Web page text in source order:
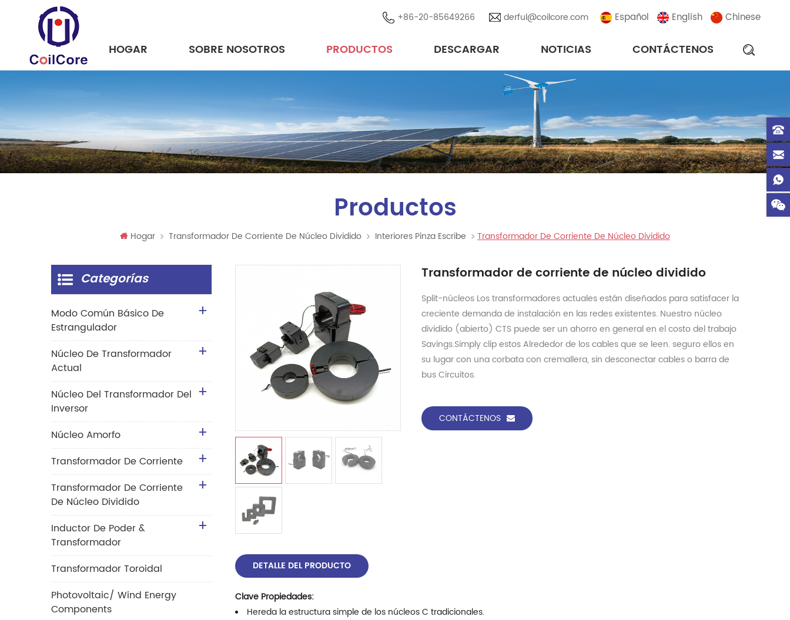
Español English Chinese
+86-20-85649266 derful@coilcore.com
HOGAR SOBRE NOSOTROS PRODUCTOS DESCARGAR NOTICIAS CONTÁCTENOS
Productos
Hogar Transformador De Corriente De Núcleo Dividido Interiores Pinza Escribe Transformador De Corriente De Núcleo Dividido
Transformador de corriente de núcleo dividido
Split-núcleos Los transformadores actuales están diseñados para satisfacer la
creciente demanda de instalación en las redes existentes. Nuestro núcleo
dividido (abierto) CTS puede ser un ahorro en general en el costo del trabajo
Savings.Simply clip estos Alrededor de los cables que se leen. seguro ellos en
su lugar con una corbata con cremallera, sin desconectar cables o barra de
bus Circuitos.
CONTÁCTENOS
DETALLE DEL PRODUCTO
Clave Propiedades:
Hereda la estructura simple de los núcleos C tradicionales.
Categorías
Modo Común Básico De
Estrangulador
Núcleo De Transformador
Actual
Núcleo Del Transformador Del
Inversor
Núcleo Amorfo
Transformador De Corriente
Transformador De Corriente
De Núcleo Dividido
Inductor De Poder &
Transformador
Transformador Toroidal
Photovoltaic/ Wind Energy
Components